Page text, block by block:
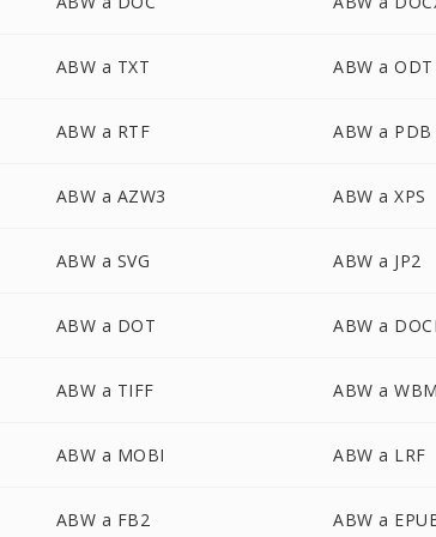
ABW a TXT ABW a ODT
ABW a RTF ABW a PDB
ABW a AZW3 ABW a XPS
ABW a SVG ABW a JP2
ABW a DOT ABW a
ABW a TIFF ABW a
ABW a MOBI ABW a LRF
ABW a FB2 ABW a